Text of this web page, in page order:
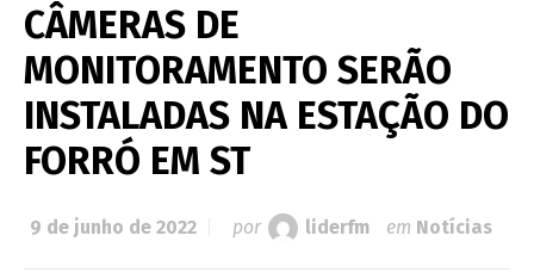
CÂMERAS DE
MONITORAMENTO SERÃO
INSTALADAS NA ESTAÇÃO DO
FORRÓ EM ST
9 de junho de 2022 por liderfm em Notícias